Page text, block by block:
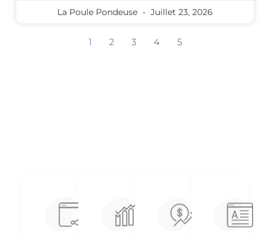
La Poule Pondeuse Juillet 23, 2026
1 2 3 4 5